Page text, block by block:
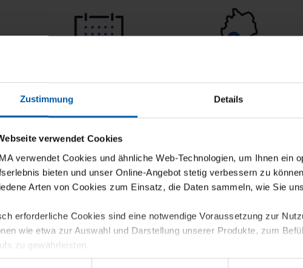
Zustimmung Details
verwendet Cookies
verwendet Cookies und ähnliche Web-Technologien, um Ihnen ein
bieten und unser Online-Angebot stetig verbessern zu
Arten von Cookies zum Einsatz, die Daten sammeln, wie Sie
erforderliche Cookies sind eine notwendige Voraussetzung zur
wie etwa zur Auswahl und Darstellung unserer Produkte, zum
zu gewährleisten.
Rückgaberecht
Burladingen